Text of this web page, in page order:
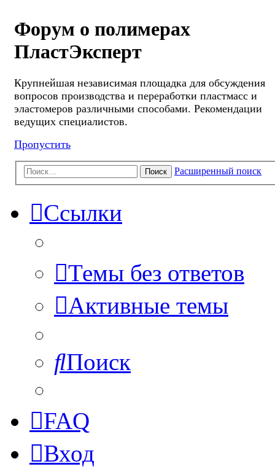
Форум о полимерах
ПластЭксперт
Крупнейшая независимая площадка для обсуждения
вопросов производства и переработки пластмасс и
эластомеров различными способами. Рекомендации
ведущих специалистов.
Пропустить
Поиск Расширенный поиск
Ссылки
Темы без ответов
Активные темы
Поиск
FAQ
Вход